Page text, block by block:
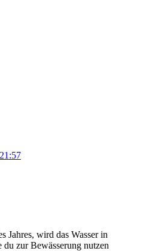
Jahres, wird das Wasser in
du zur Bewässerung nutzen